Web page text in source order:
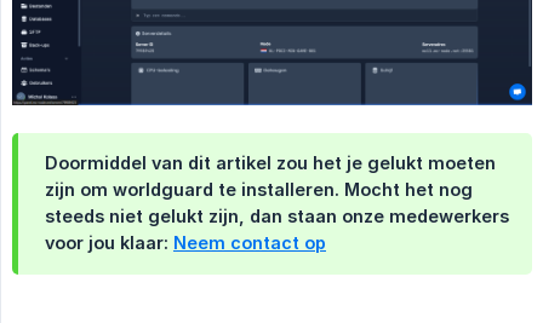
Doormiddel van dit artikel zou het je gelukt moeten
zijn om worldguard te installeren. Mocht het nog
steeds niet gelukt zijn, dan staan onze medewerkers
voor jou klaar: Neem contact op